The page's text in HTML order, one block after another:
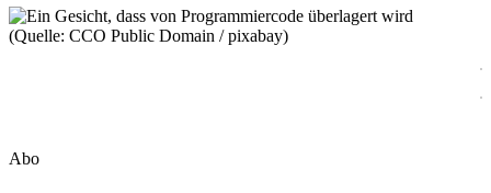
(Quelle: CCO Public Domain / pixabay)
Abo